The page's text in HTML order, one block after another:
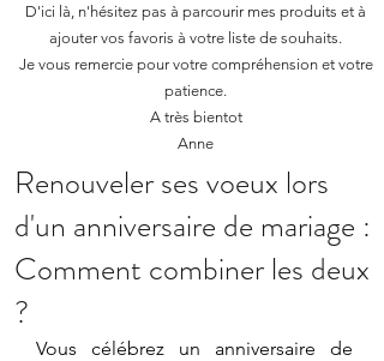
D'ici là, n'hésitez pas à parcourir mes produits et à
ajouter vos favoris à votre liste de souhaits.​
Je vous remercie pour votre compréhension et votre
patience.
A très bientot
Anne
Renouveler ses voeux lors
d'un anniversaire de mariage :
Comment combiner les deux
?
Vous célébrez un anniversaire de